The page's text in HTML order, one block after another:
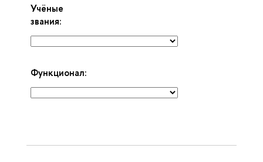
Учёные
звания:
Функционал: